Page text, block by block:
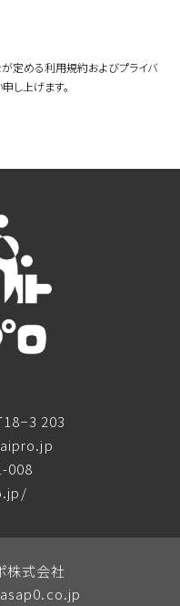
定める利用規約およびプライバ
し上げます。
203
008
株式会社